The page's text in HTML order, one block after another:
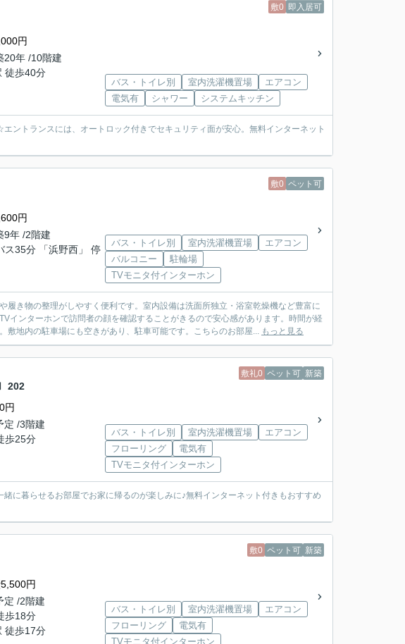
敷0 即入居可
円
20年 /10階建
徒歩40分
バス・トイレ別 室内洗濯機置場
エアコン
電気有
シャワー システムキッチン
ントランスには、オートロック付きでセキュリティ面が安心。無料インターネット
敷0 ペット可
円
9年 /2階建
ス35分 「浜野西」 停
バス・トイレ別 室内洗濯機置場
エアコン
バルコニー
駐輪場
TVモニタ付インターホン
履き物の整理がしやすく便利です。室内設備は洗面所独立・浴室乾燥機など豊富に
インターホンで訪問者の顔を確認することがきるので安心感があります。時間が経
敷地内の駐車場にも空きがあり、駐車可能です。こちらのお部屋... もっと見る
敷礼0 ペット可 新築
202
円
定 /3階建
歩25分
バス・トイレ別 室内洗濯機置場
エアコン
フローリング
電気有
TVモニタ付インターホン
に暮らせるお部屋でお家に帰るのが楽しみに♪無料インターネット付きもおすすめ
敷0 ペット可 新築
円
定 /2階建
歩18分
徒歩17分
バス・トイレ別 室内洗濯機置場
エアコン
フローリング
電気有
TVモニタ付インターホン